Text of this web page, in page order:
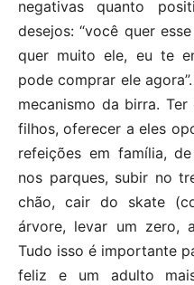
negativas quanto
desejos: “você quer
quer muito ele, eu te
pode comprar ele
mecanismo da birra.
filhos, oferecer a eles
refeições em família,
nos parques, subir no
chão, cair do skate
árvore, levar um zero,
Tudo isso é importante
feliz e um adulto